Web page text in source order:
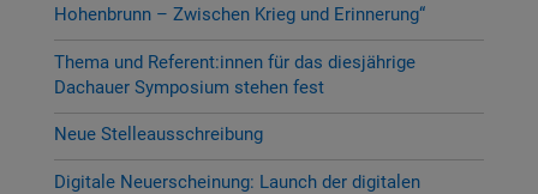
Hohenbrunn – Zwischen Krieg und Erinnerung“
Thema und Referent:innen für das diesjährige
Dachauer Symposium stehen fest
Neue Stelleausschreibung
Digitale Neuerscheinung: Launch der digitalen